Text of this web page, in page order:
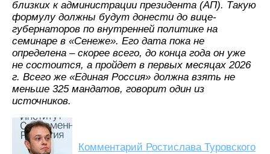
близких к администрации президента (АП). Такую
формулу должны будут донести до вице-
губернаторов по внутренней политике на
семинаре в «Сенеже». Его дата пока не
определена – скорее всего, до конца года он уже
не состоится, а пройдет в первых месяцах 2026
г. Всего же «Единая Россия» должна взять не
меньше 325 мандатов, говорит один из
источников.
Комментарий Ростислава Туровского